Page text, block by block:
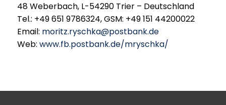
48 Weberbach, L-54290 Trier – Deutschland
Tel.: +49 651 9786324, GSM: +49 151 44200022
Email: moritz.ryschka@postbank.de
Web: www.fb.postbank.de/mryschka/